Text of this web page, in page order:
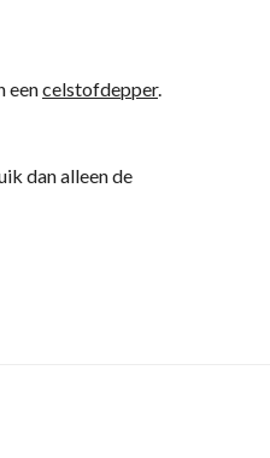
eencelstofdepper.
dan alleen de